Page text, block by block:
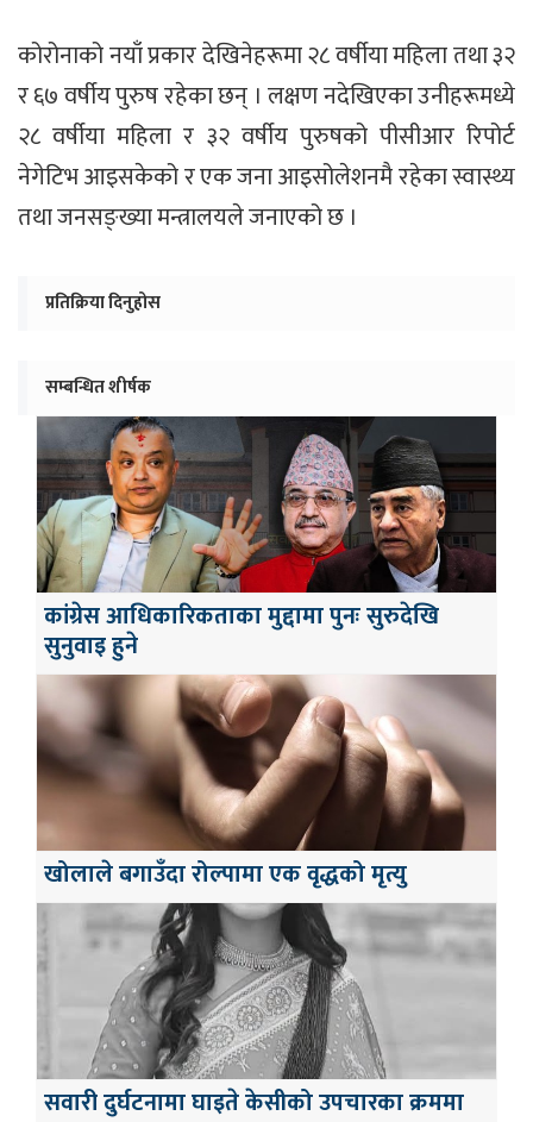
कोरोनाको नयाँ प्रकार देखिनेहरूमा २८ वर्षीया महिला तथा ३२
र ६७ वर्षीय पुरुष रहेका छन् । लक्षण नदेखिएका उनीहरूमध्ये
२८ वर्षीया महिला र ३२ वर्षीय पुरुषको पीसीआर रिपोर्ट
नेगेटिभ आइसकेको र एक जना आइसोलेशनमै रहेका स्वास्थ्य
तथा जनसङ्ख्या मन्त्रालयले जनाएको छ ।
प्रतिक्रिया दिनुहोस
सम्बन्धित शीर्षक
कांग्रेस आधिकारिकताका मुद्दामा पुनः सुरुदेखि
सुनुवाइ हुने
खोलाले बगाउँदा रोल्पामा एक वृद्धको मृत्यु
सवारी दुर्घटनामा घाइते केसीको उपचारका क्रममा